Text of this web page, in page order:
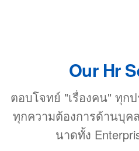
Our Hr
ตอบโจทย์ "เรื่องคน" ทุก
ทุกความต้องการด้านบุค
นาดทั้ง